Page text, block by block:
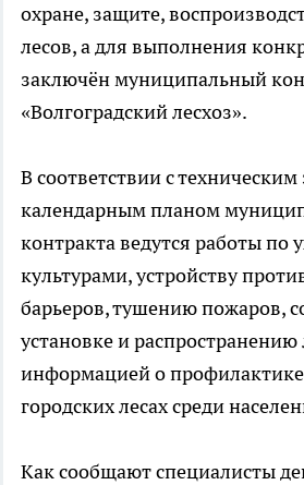
охране, защите,
лесов, а для выполнения
заключён муниципальный
«Волгоградский лесхоз».
В соответствии с
календарным планом
контракта ведутся работы по
культурами, устройству
барьеров, тушению пожаров,
установке и распространению
информацией о
городских лесах среди
Как сообщают специалисты